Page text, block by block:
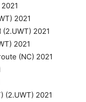
2021
2021
2021
(NC) 2021
(2.UWT) 2021